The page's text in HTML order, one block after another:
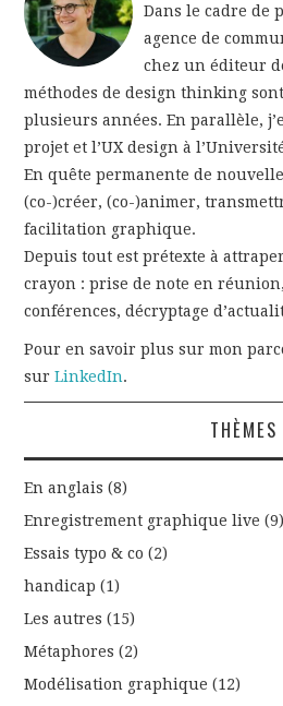
Dans le cadre de
agence de
chez un éditeur
méthodes de design thinking
plusieurs années. En parallèle,
projet et l’UX design à
En quête permanente de
(co-)créer, (co-)animer,
facilitation graphique.
Depuis tout est prétexte à
crayon : prise de note en
conférences, décryptage
Pour en savoir plus sur mon
surLinkedIn.
THÈMES
En anglais (8)
Enregistrement graphique live (9)
Essais typo & co (2)
handicap (1)
Les autres (15)
Métaphores (2)
Modélisation graphique (12)